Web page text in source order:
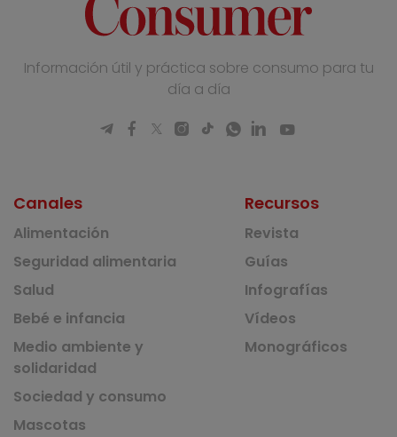
Información útil y práctica sobre consumo para tu
día a día
Canales
Alimentación
Seguridad alimentaria
Salud
Bebé e infancia
Medio ambiente y
solidaridad
Sociedad y consumo
Mascotas
Recursos
Revista
Guías
Infografías
Vídeos
Monográficos